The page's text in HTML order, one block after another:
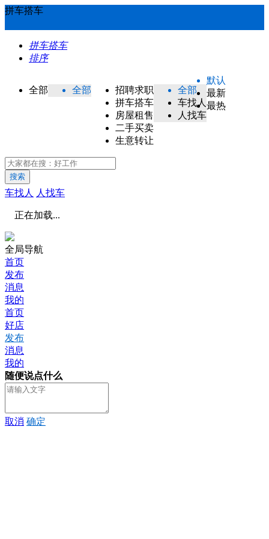
拼车搭车
拼车搭车
排序
全部 全部
招聘求职
拼车搭车
房屋租售
二手买卖
生意转让
全部
车找人
人找车
默认
最新
最热
搜索
车找人 人找车
正在加载...
全局导航
首页
发布
消息
我的
首页
好店
发布
消息
我的
随便说点什么
取消 确定